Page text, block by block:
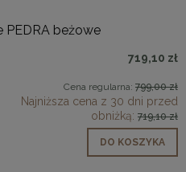
PEDRA beżowe
719,10 zł
Cena regularna: 799,00 zł
Najniższa cena z 30 dni przed
obniżką: 719,10 zł
DO KOSZYKA